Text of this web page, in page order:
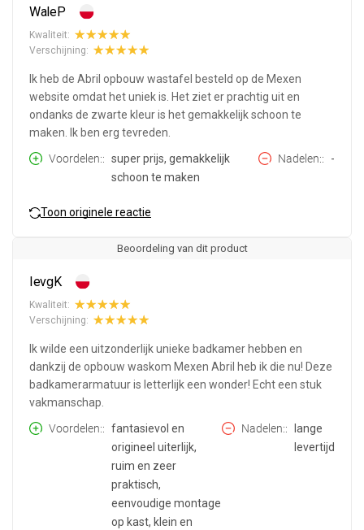
WaleP
Kwaliteit:
Verschijning:
Ik heb de Abril opbouw wastafel besteld op de Mexen
website omdat het uniek is. Het ziet er prachtig uit en
ondanks de zwarte kleur is het gemakkelijk schoon te
maken. Ik ben erg tevreden.
Voordelen:
super prijs, gemakkelijk
schoon te maken
Nadelen: -
Toon originele reactie
Beoordeling van dit product
IevgK
Kwaliteit:
Verschijning:
Ik wilde een uitzonderlijk unieke badkamer hebben en
dankzij de opbouw waskom Mexen Abril heb ik die nu! Deze
badkamerarmatuur is letterlijk een wonder! Echt een stuk
vakmanschap.
Voordelen:
fantasievol en
origineel uiterlijk,
ruim en zeer
praktisch,
eenvoudige montage
op kast, klein en
Nadelen:
lange
levertijd